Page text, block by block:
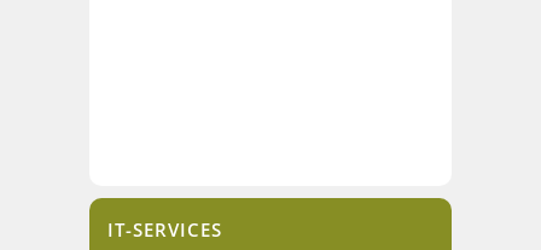
IT-SERVICES